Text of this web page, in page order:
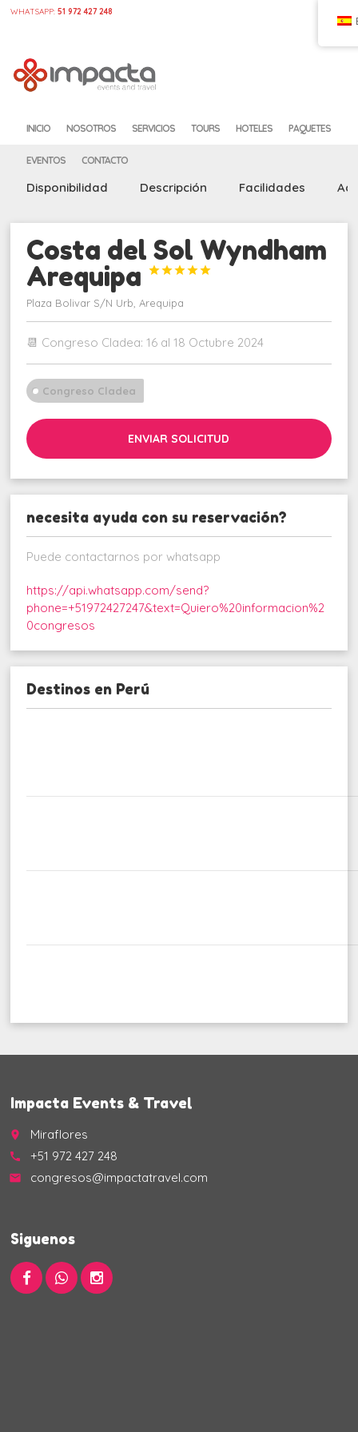
WHATSAPP: 51 972 427 248
INICIO NOSOTROS SERVICIOS TOURS HOTELES PAQUETES
EVENTOS CONTACTO
Disponibilidad Descripción Facilidades
Costa del Sol Wyndham
Arequipa





Plaza Bolivar S/N Urb, Arequipa
📆 Congreso Cladea: 16 al 18 Octubre 2024
Congreso Cladea
ENVIAR SOLICITUD
necesita ayuda con su reservación?
Puede contactarnos por whatsapp
https://api.whatsapp.com/send?
phone=+51972427247&text=Quiero%20informacion%2
0congresos
Destinos en Perú
Impacta Events & Travel
place Miraflores
call +51 972 427 248
email congresos@impactatravel.com
Siguenos